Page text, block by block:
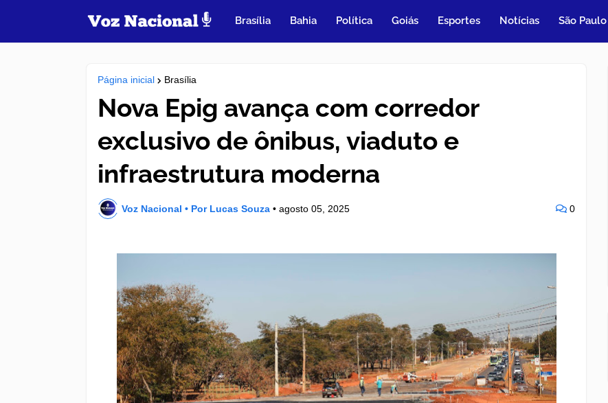
Brasília Bahia Política Goiás Esportes Notícias São Paulo
Página inicial Brasília
Nova Epig avança com corredor
exclusivo de ônibus, viaduto e
infraestrutura moderna
Voz Nacional • Por Lucas Souza • agosto 05, 2025 0